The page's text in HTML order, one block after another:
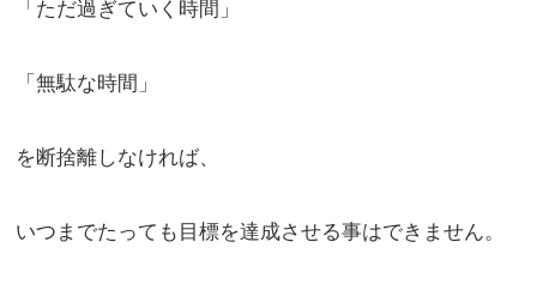
「ただ過ぎていく時間」
「無駄な時間」
を断捨離しなければ、
いつまでたっても目標を達成させる事はできません。